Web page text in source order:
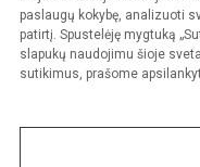
paslaugų kokybę, analizuoti
patirtį. Spustelėję mygtuką
slapukų naudojimu šioje
sutikimus, prašome
Prieinamumo
Sumanus būdas